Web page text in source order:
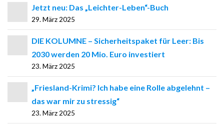
Jetzt neu: Das „Leichter-Leben“-Buch
29. März 2025
DIE KOLUMNE – Sicherheitspaket für Leer: Bis
2030 werden 20 Mio. Euro investiert
23. März 2025
„Friesland-Krimi? Ich habe eine Rolle abgelehnt –
das war mir zu stressig“
23. März 2025